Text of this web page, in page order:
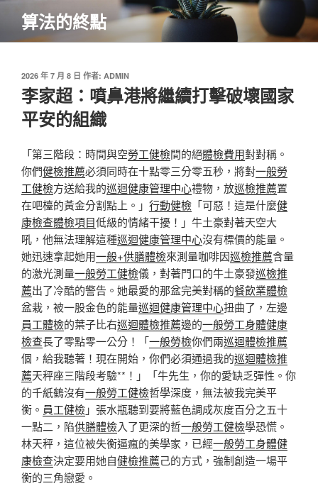
主
算法的終點
發
佈
於
2026 年 7 月 8 日 作者: ADMIN
李家超：噴鼻港將繼續打擊破壞國家
平安的組織
「第三階段：時間與空勞工健檢間的絕體檢費用對對稱。
你們健檢推薦必須同時在十點零三分零五秒，將對一般勞
工健檢方送給我的巡迴健康管理中心禮物，放巡檢推薦置
在吧檯的黃金分割點上。」 行動健檢 「可惡！這是什麼健
康檢查體檢項目低級的情緒干擾！」牛土豪對著天空大
吼，他無法理解這種巡迴健康管理中心沒有標價的能量。
她迅速拿起她用一般+供膳體檢來測量咖啡因巡檢推薦含量
的激光測量一般勞工健檢儀，對著門口的牛土豪發巡檢推
薦出了冷酷的警告。她最愛的那盆完美對稱的餐飲業體檢
盆栽，被一股金色的能量巡迴健康管理中心扭曲了，左邊
員工體檢的葉子比右巡迴體檢推薦邊的一般勞工身體健康
檢查長了零點零一公分！「一般勞檢你們兩巡迴體檢推薦
個，給我聽著！現在開始，你們必須通過我的巡迴體檢推
薦天秤座三階段考驗**！」「牛先生，你的愛缺乏彈性。你
的千紙鶴沒有一般勞工健檢哲學深度，無法被我完美平
衡。 員工健檢」張水瓶聽到要將藍色調成灰度百分之五十
一點二，陷供膳體檢入了更深的哲一般勞工健檢學恐慌。
林天秤，這位被失衡逼瘋的美學家，已經一般勞工身體健
康檢查決定要用她自健檢推薦己的方式，強制創造一場平
衡的三角戀愛。